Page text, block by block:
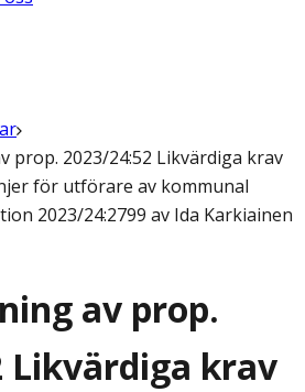
prop. 2023/24:52 Likvärdiga krav
för utförare av kommunal
2023/24:2799 av Ida Karkiainen
av prop.
Likvärdiga krav